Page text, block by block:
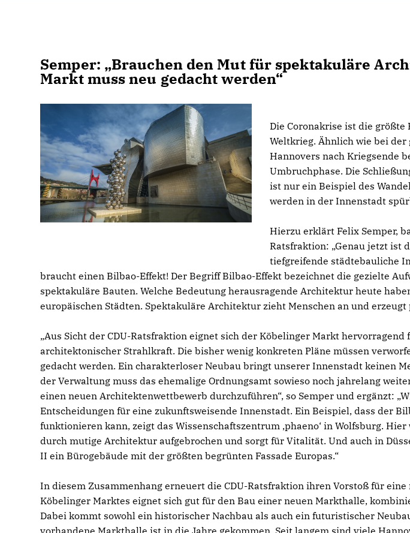
Semper: „Brauchen den Mut für spektakuläre
Markt muss neu gedacht werden“
Die Coronakrise ist die
Weltkrieg. Ähnlich wie bei
Hannovers nach Kriegsende
Umbruchphase. Die
ist nur ein Beispiel des
werden in der Innenstadt
Hierzu erklärt Felix Semper,
Ratsfraktion: „Genau jetzt ist
tiefgreifende städtebauliche
braucht einen Bilbao-Effekt! Der Begriff Bilbao-Effekt bezeichnet die gezielte
spektakuläre Bauten. Welche Bedeutung herausragende Architektur heute
europäischen Städten. Spektakuläre Architektur zieht Menschen an und
Aus Sicht der CDU-Ratsfraktion eignet sich der Köbelinger Markt hervorragend
architektonischer Strahlkraft. Die bisher wenig konkreten Pläne müssen
gedacht werden. Ein charakterloser Neubau bringt unserer Innenstadt keinen
der Verwaltung muss das ehemalige Ordnungsamt sowieso noch jahrelang
einen neuen Architektenwettbewerb durchzuführen“, so Semper und ergänzt:
Entscheidungen für eine zukunftsweisende Innenstadt. Ein Beispiel, dass der
funktionieren kann, zeigt das Wissenschaftszentrum ‚phaeno‘ in Wolfsburg.
durch mutige Architektur aufgebrochen und sorgt für Vitalität. Und auch in
II ein Bürogebäude mit der größten begrünten Fassade Europas.“
In diesem Zusammenhang erneuert die CDU-Ratsfraktion ihren Vorstoß für eine
Köbelinger Marktes eignet sich gut für den Bau einer neuen Markthalle,
Dabei kommt sowohl ein historischer Nachbau als auch ein futuristischer
vorhandene Markthalle ist in die Jahre gekommen. Seit langem sind viele